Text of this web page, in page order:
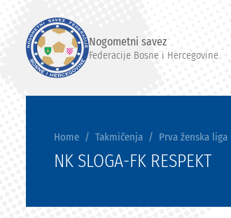
Nogometni savez
Federacije Bosne i Hercegovine
Home Takmičenja Prva ženska liga
NK SLOGA-FK RESPEKT